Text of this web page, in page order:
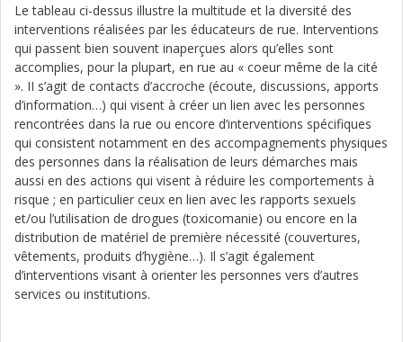
Le tableau ci-dessus illustre la multitude et la diversité des
interventions réalisées par les éducateurs de rue. Interventions
qui passent bien souvent inaperçues alors qu’elles sont
accomplies, pour la plupart, en rue au « coeur même de la cité
». II s’agit de contacts d’accroche (écoute, discussions, apports
d’information…) qui visent à créer un lien avec les personnes
rencontrées dans la rue ou encore d’interventions spécifiques
qui consistent notamment en des accompagnements physiques
des personnes dans la réalisation de leurs démarches mais
aussi en des actions qui visent à réduire les comportements à
risque ; en particulier ceux en lien avec les rapports sexuels
et/ou l’utilisation de drogues (toxicomanie) ou encore en la
distribution de matériel de première nécessité (couvertures,
vêtements, produits d’hygiène…). Il s’agit également
d’interventions visant à orienter les personnes vers d’autres
services ou institutions.